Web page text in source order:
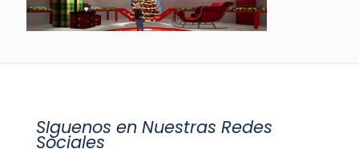
SIguenos en Nuestras Redes
Sociales